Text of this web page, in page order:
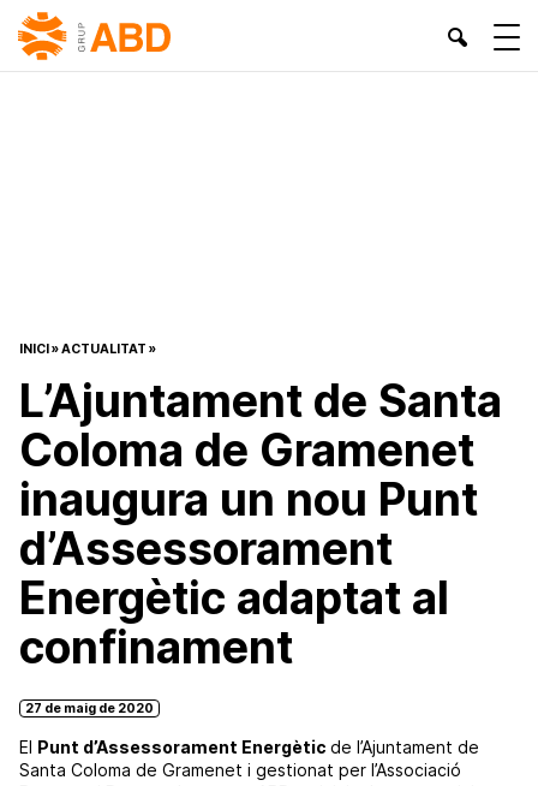
INICI»ACTUALITAT »
L’Ajuntament de Santa
Coloma de Gramenet
inaugura un nou Punt
d’Assessorament
Energètic adaptat al
confinament
27 de maig de 2020
El Punt d’Assessorament Energètic de l’Ajuntament de
Santa Coloma de Gramenet i gestionat per l’Associació